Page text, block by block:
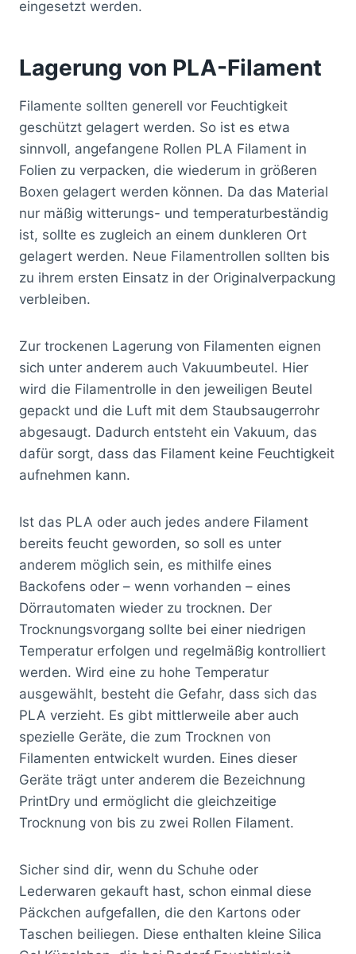
eingesetzt werden.
Lagerung von PLA-Filament
Filamente sollten generell vor Feuchtigkeit
geschützt gelagert werden. So ist es etwa
sinnvoll, angefangene Rollen PLA Filament in
Folien zu verpacken, die wiederum in größeren
Boxen gelagert werden können. Da das Material
nur mäßig witterungs- und temperaturbeständig
ist, sollte es zugleich an einem dunkleren Ort
gelagert werden. Neue Filamentrollen sollten bis
zu ihrem ersten Einsatz in der Originalverpackung
verbleiben.
Zur trockenen Lagerung von Filamenten eignen
sich unter anderem auch Vakuumbeutel. Hier
wird die Filamentrolle in den jeweiligen Beutel
gepackt und die Luft mit dem Staubsaugerrohr
abgesaugt. Dadurch entsteht ein Vakuum, das
dafür sorgt, dass das Filament keine Feuchtigkeit
aufnehmen kann.
Ist das PLA oder auch jedes andere Filament
bereits feucht geworden, so soll es unter
anderem möglich sein, es mithilfe eines
Backofens oder – wenn vorhanden – eines
Dörrautomaten wieder zu trocknen. Der
Trocknungsvorgang sollte bei einer niedrigen
Temperatur erfolgen und regelmäßig kontrolliert
werden. Wird eine zu hohe Temperatur
ausgewählt, besteht die Gefahr, dass sich das
PLA verzieht. Es gibt mittlerweile aber auch
spezielle Geräte, die zum Trocknen von
Filamenten entwickelt wurden. Eines dieser
Geräte trägt unter anderem die Bezeichnung
PrintDry und ermöglicht die gleichzeitige
Trocknung von bis zu zwei Rollen Filament.
Sicher sind dir, wenn du Schuhe oder
Lederwaren gekauft hast, schon einmal diese
Päckchen aufgefallen, die den Kartons oder
Taschen beiliegen. Diese enthalten kleine Silica